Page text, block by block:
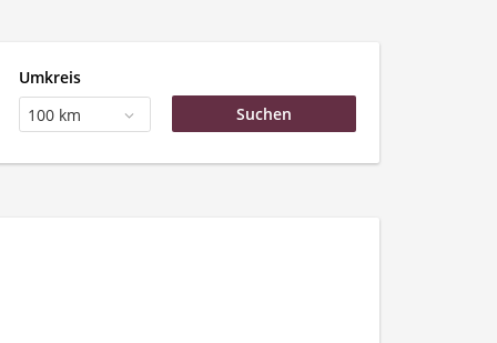
Umkreis
100 km